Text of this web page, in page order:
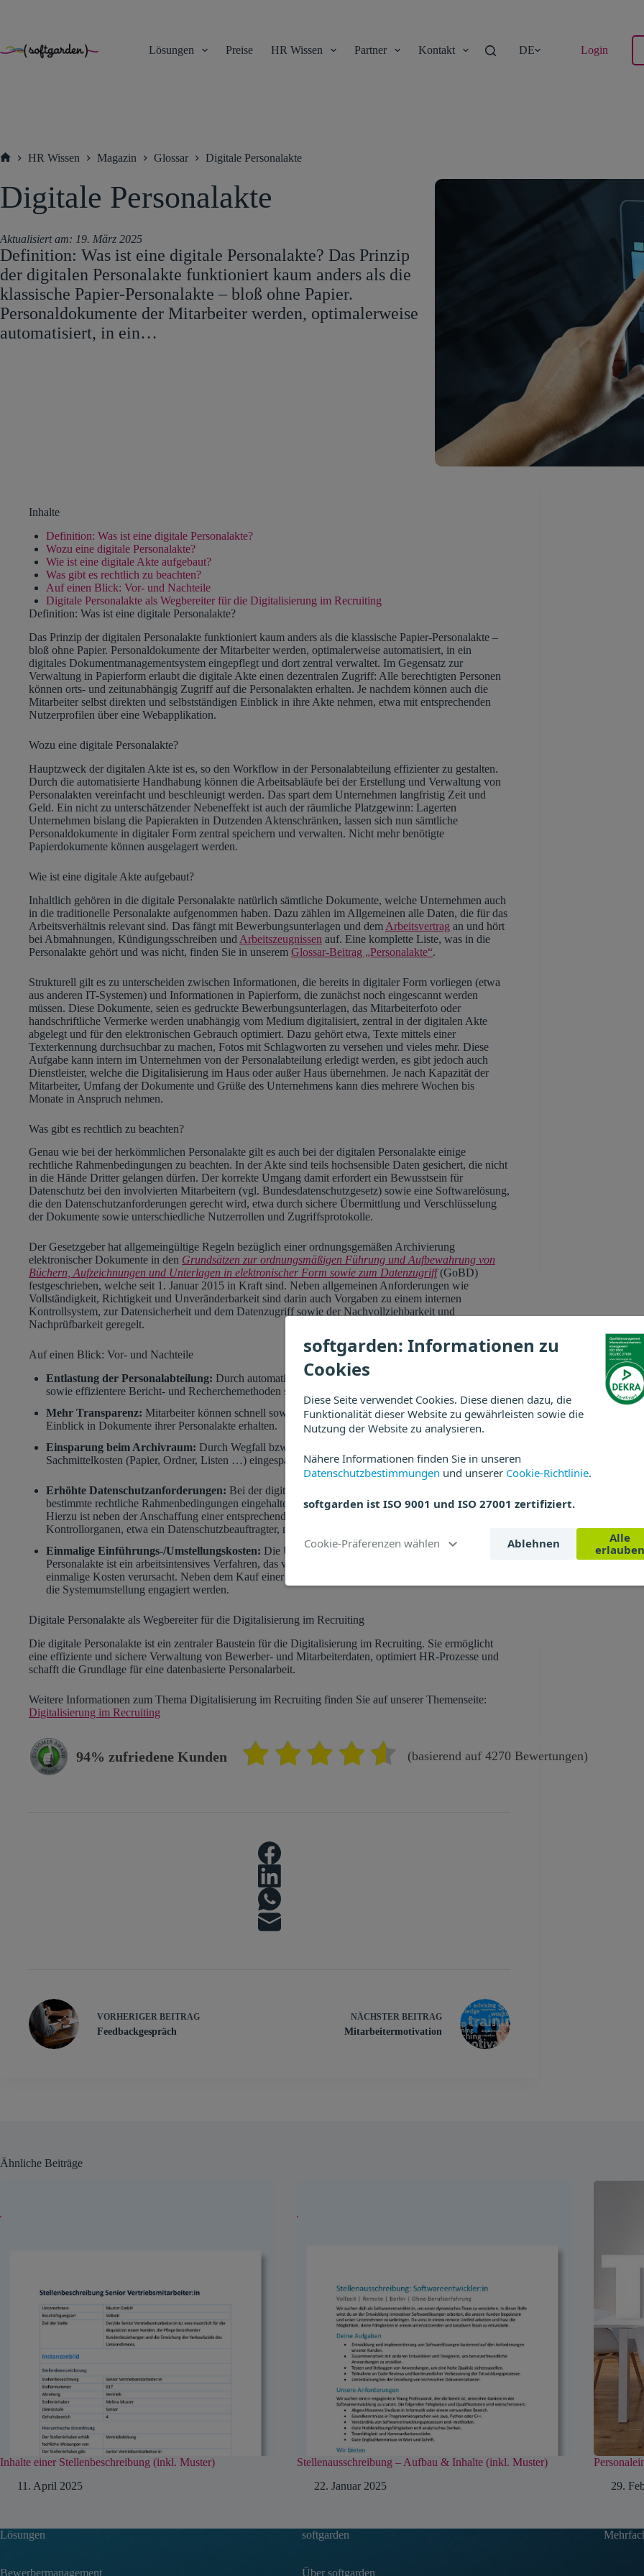
softgarden: Informationen zu
Cookies
Diese Seite verwendet Cookies. Diese dienen dazu, die
Funktionalität dieser Website zu gewährleisten sowie die
Nutzung der Website zu analysieren.
Nähere Informationen finden Sie in unseren
Datenschutzbestimmungen und unserer Cookie-Richtlinie.
softgarden ist ISO 9001 und ISO 27001 zertifiziert.
Ablehnen
Alle
erlauben
springen
Lösungen Preise HR Wissen Partner Kontakt DE Login
HR Wissen Magazin Glossar Digitale Personalakte
Digitale Personalakte
Aktualisiert am: 19. März 2025
Definition: Was ist eine digitale Personalakte? Das Prinzip
der digitalen Personalakte funktioniert kaum anders als die
klassische Papier-Personalakte – bloß ohne Papier.
Personaldokumente der Mitarbeiter werden, optimalerweise
automatisiert, in ein…
Inhalte
Definition: Was ist eine digitale Personalakte?
Wozu eine digitale Personalakte?
Wie ist eine digitale Akte aufgebaut?
Was gibt es rechtlich zu beachten?
Auf einen Blick: Vor- und Nachteile
Digitale Personalakte als Wegbereiter für die Digitalisierung im Recruiting
Definition: Was ist eine digitale Personalakte?
Das Prinzip der digitalen Personalakte funktioniert kaum anders als die klassische Papier-Personalakte –
bloß ohne Papier. Personaldokumente der Mitarbeiter werden, optimalerweise automatisiert, in ein
digitales Dokumentmanagementsystem eingepflegt und dort zentral verwaltet. Im Gegensatz zur
Verwaltung in Papierform erlaubt die digitale Akte einen dezentralen Zugriff: Alle berechtigten Personen
können orts- und zeitunabhängig Zugriff auf die Personalakten erhalten. Je nachdem können auch die
Mitarbeiter selbst direkten und selbstständigen Einblick in ihre Akte nehmen, etwa mit entsprechenden
Nutzerprofilen über eine Webapplikation.
Wozu eine digitale Personalakte?
Hauptzweck der digitalen Akte ist es, so den Workflow in der Personalabteilung effizienter zu gestalten.
Durch die automatisierte Handhabung können die Arbeitsabläufe bei der Erstellung und Verwaltung von
Personalakten vereinfacht und beschleunigt werden. Das spart dem Unternehmen langfristig Zeit und
Geld. Ein nicht zu unterschätzender Nebeneffekt ist auch der räumliche Platzgewinn: Lagerten
Unternehmen bislang die Papierakten in Dutzenden Aktenschränken, lassen sich nun sämtliche
Personaldokumente in digitaler Form zentral speichern und verwalten. Nicht mehr benötigte
Papierdokumente können ausgelagert werden.
Wie ist eine digitale Akte aufgebaut?
Inhaltlich gehören in die digitale Personalakte natürlich sämtliche Dokumente, welche Unternehmen auch
in die traditionelle Personalakte aufgenommen haben. Dazu zählen im Allgemeinen alle Daten, die für das
Arbeitsverhältnis relevant sind. Das fängt mit Bewerbungsunterlagen und dem Arbeitsvertrag an und hört
bei Abmahnungen, Kündigungsschreiben und Arbeitszeugnissen auf. Eine komplette Liste, was in die
Personalakte gehört und was nicht, finden Sie in unserem Glossar-Beitrag „Personalakte“.
Strukturell gilt es zu unterscheiden zwischen Informationen, die bereits in digitaler Form vorliegen (etwa
aus anderen IT-Systemen) und Informationen in Papierform, die zunächst noch eingescannt werden
müssen. Diese Dokumente, seien es gedruckte Bewerbungsunterlagen, das Mitarbeiterfoto oder
handschriftliche Vermerke werden unabhängig vom Medium digitalisiert, zentral in der digitalen Akte
abgelegt und für den elektronischen Gebrauch optimiert. Dazu gehört etwa, Texte mittels einer
Texterkennung durchsuchbar zu machen, Fotos mit Schlagworten zu versehen und vieles mehr. Diese
Aufgabe kann intern im Unternehmen von der Personalabteilung erledigt werden, es gibt jedoch auch
Dienstleister, welche die Digitalisierung im Haus oder außer Haus übernehmen. Je nach Kapazität der
Mitarbeiter, Umfang der Dokumente und Grüße des Unternehmens kann dies mehrere Wochen bis
Monate in Anspruch nehmen.
Was gibt es rechtlich zu beachten?
Genau wie bei der herkömmlichen Personalakte gilt es auch bei der digitalen Personalakte einige
rechtliche Rahmenbedingungen zu beachten. In der Akte sind teils hochsensible Daten gesichert, die nicht
in die Hände Dritter gelangen dürfen. Der korrekte Umgang damit erfordert ein Bewusstsein für
Datenschutz bei den involvierten Mitarbeitern (vgl. Bundesdatenschutzgesetz) sowie eine Softwarelösung,
die den Datenschutzanforderungen gerecht wird, etwa durch sichere Übermittlung und Verschlüsselung
der Dokumente sowie unterschiedliche Nutzerrollen und Zugriffsprotokolle.
Der Gesetzgeber hat allgemeingültige Regeln bezüglich einer ordnungsgemäßen Archivierung
elektronischer Dokumente in den Grundsätzen zur ordnungsmäßigen Führung und Aufbewahrung von
Büchern, Aufzeichnungen und Unterlagen in elektronischer Form sowie zum Datenzugriff(GoBD)
festgeschrieben, welche seit 1. Januar 2015 in Kraft sind. Neben allgemeinen Anforderungen wie
Vollständigkeit, Richtigkeit und Unveränderbarkeit sind darin auch Vorgaben zu einem internen
Kontrollsystem, zur Datensicherheit und dem Datenzugriff sowie der Nachvollziehbarkeit und
Nachprüfbarkeit geregelt.
Auf einen Blick: Vor- und Nachteile
Entlastung der Personalabteilung: Durch automatisierte Abläufe, eine zentrale Datenverwaltung
sowie effizientere Bericht- und Recherchemethoden sparen Personalverantwortliche Zeit.
Mehr Transparenz: Mitarbeiter können schnell sowie orts- und zeitungebunden selbstständig
Einblick in Dokumente ihrer Personalakte erhalten.
Einsparung beim Archivraum: Durch Wegfall bzw. die Auslagerung von Papierakten können
Sachmittelkosten (Papier, Ordner, Listen …) eingespart werden.
Erhöhte Datenschutzanforderungen: Bei der digitalen Verwaltung von Personaldaten müssen
bestimmte rechtliche Rahmenbedingungen eingehalten werden, insbesondere zum Datenschutz.
Hierzu ist neben der Anschaffung einer entsprechenden Softwarelösung die Einbindung von
Kontrollorganen, etwa ein Datenschutzbeauftragter, notwendig.
Einmalige Einführungs-/Umstellungskosten: Die Umstellung von der Papierakte auf die digitale
Personalakte ist ein arbeitsintensives Verfahren, das viel Zeit in Anspruch nimmt und entsprechende
einmalige Kosten verursacht. Neben dem Kauf einer Software müssen ggf. externe Dienstleister für
die Systemumstellung engagiert werden.
Digitale Personalakte als Wegbereiter für die Digitalisierung im Recruiting
Die digitale Personalakte ist ein zentraler Baustein für die Digitalisierung im Recruiting. Sie ermöglicht
eine effiziente und sichere Verwaltung von Bewerber- und Mitarbeiterdaten, optimiert HR-Prozesse und
schafft die Grundlage für eine datenbasierte Personalarbeit.
Weitere Informationen zum Thema Digitalisierung im Recruiting finden Sie auf unserer Themenseite:
Digitalisierung im Recruiting
94% zufriedene Kunden (basierend auf 4270 Bewertungen)
VORHERIGER BEITRAG
Feedbackgespräch
NÄCHSTER BEITRAG
Mitarbeitermotivation
Ähnliche Beiträge
Inhalte einer Stellenbeschreibung (inkl. Muster)
11. April 2025
Stellenausschreibung – Aufbau & Inhalte (inkl. Muster)
22. Januar 2025
29.
Lösungen
Bewerbermanagement
softgarden
Über softgarden